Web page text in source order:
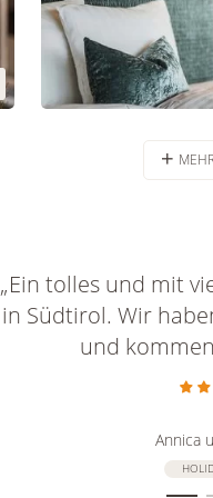
„Ein tolles und mit
in Südtirol. Wir
und
Annica